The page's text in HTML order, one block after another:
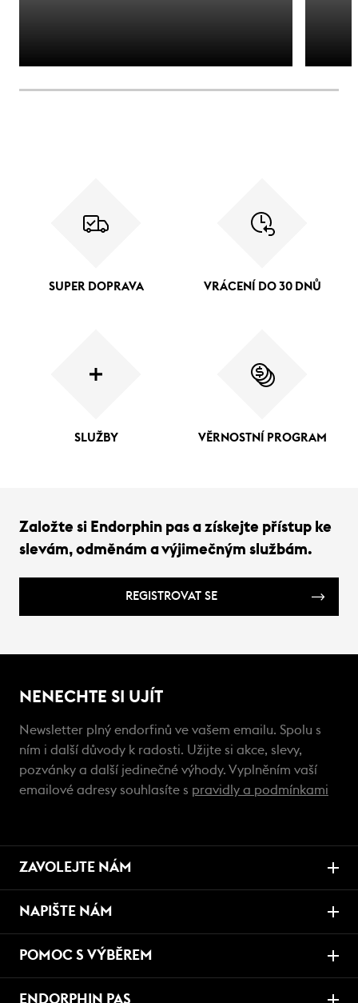
SUPER DOPRAVA VRÁCENÍ DO 30 DNŮ
SLUŽBY VĚRNOSTNÍ PROGRAM
Založte si Endorphin pas a získejte přístup ke
slevám, odměnám a výjimečným službám.
REGISTROVAT SE
NENECHTE SI UJÍT
Newsletter plný endorfinů ve vašem emailu. Spolu s
ním i další důvody k radosti. Užijte si akce, slevy,
pozvánky a další jedinečné výhody. Vyplněním vaší
emailové adresy souhlasíte s pravidly a podmínkami
ZAVOLEJTE NÁM
NAPIŠTE NÁM
POMOC S VÝBĚREM
ENDORPHIN PAS